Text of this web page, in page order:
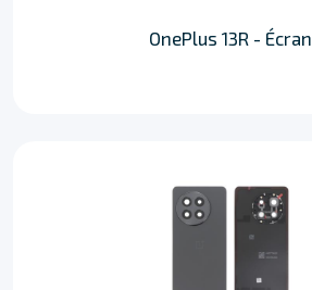
OnePlus 13R - Écran